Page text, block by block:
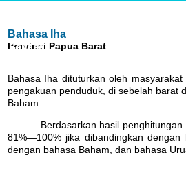
Bahasa
Bahasa Iha
Provinsi Papua Barat
Bahasa Iha dituturkan oleh
pengakuan penduduk, di sebelah barat
Baham.
Berdasarkan hasil
81%—100% jika dibandingkan dengan
dengan bahasa Baham, dan bahasa